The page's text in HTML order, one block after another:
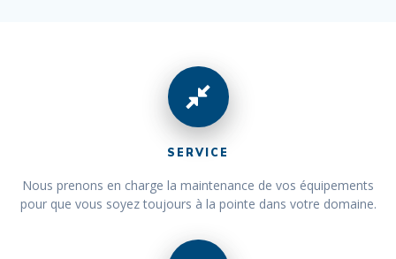
SERVICE
Nous prenons en charge la maintenance de vos équipements
pour que vous soyez toujours à la pointe dans votre domaine.